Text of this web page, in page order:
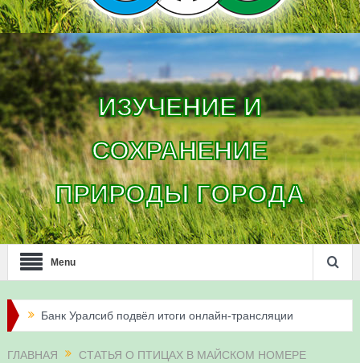
ИЗУЧЕНИЕ И
СОХРАНЕНИЕ
ПРИРОДЫ ГОРОДА
Menu
Банк Уралсиб подвёл итоги онлайн-трансляции
ГЛАВНАЯ
СТАТЬЯ О ПТИЦАХ В МАЙСКОМ НОМЕРЕ